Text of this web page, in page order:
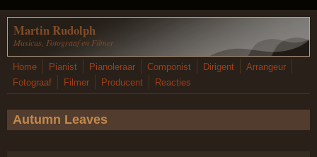
Overslaan en naar de inhoud gaan
Martin Rudolph
Musicus, Fotograaf en Filmer
Home Pianist Pianoleraar Componist Dirigent
Arrangeur
Fotograaf
Filmer Producent Reacties
Autumn Leaves